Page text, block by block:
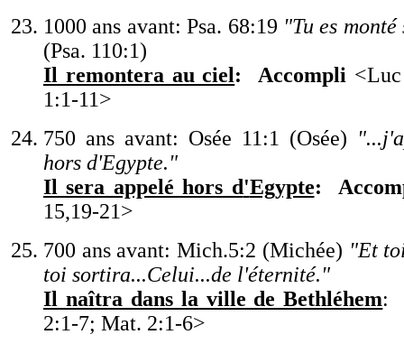
1000 ans avant: Psa. 68:19 "Tu es
(Psa. 110:1)
Il remontera au ciel: Accompli <
1:1-11>
750 ans avant: Osée 11:1 (Osée) "...j'
hors d'Egypte."
Il sera appelé hors d'Egypte:
15,19-21>
700 ans avant: Mich.5:2 (Michée) "Et
toi sortira...Celui...de l'éternité."
Il naîtra dans la ville de Bethléhem
2:1-7; Mat. 2:1-6>